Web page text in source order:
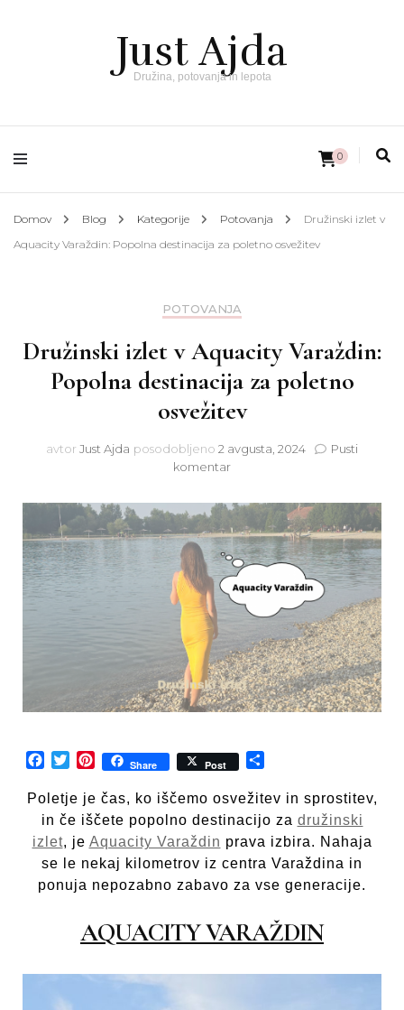
Just Ajda
Družina, potovanja in lepota
0
Domov Blog Kategorije Potovanja
Družinski izlet v
Aquacity Varaždin: Popolna destinacija za poletno osvežitev
POTOVANJA
Družinski izlet v Aquacity Varaždin:
Popolna destinacija za poletno
osvežitev
avtor Just Ajda posodobljeno 2 avgusta, 2024
Pusti
komentarna
izlet
Aquacity
Varaždin:
Popolna
destinacija
za
poletno
osvežitev
Facebook
TwitterPinterest
Share Post
Poletje je čas, ko iščemo osvežitev in sprostitev,
in če iščete popolno destinacijo za družinski
izlet, je Aquacity Varaždin prava izbira. Nahaja
se le nekaj kilometrov iz centra Varaždina in
ponuja nepozabno zabavo za vse generacije.
AQUACITY VARAŽDIN